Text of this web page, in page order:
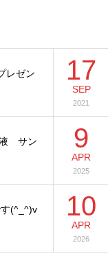
レゼン
17
SEP
2021
液 サン
9
APR
2025
(^_^)v 10
APR
2026